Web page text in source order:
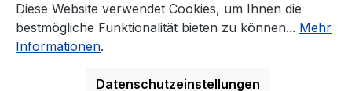
* Alle Preise inkl. gesetzl. Mehrwertsteuer zzgl.
Diese Website verwendet Cookies, um Ihnen die
bestmögliche Funktionalität bieten zu können... Mehr
Informationen.
Datenschutzeinstellungen